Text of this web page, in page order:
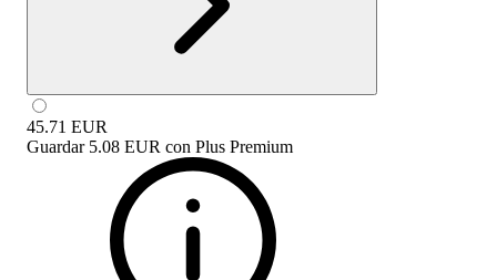
45.71 EUR
Guardar 5.08 EUR con Plus Premium